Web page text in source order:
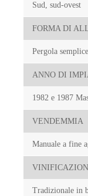
Sud, sud-ovest
FORMA DI
Pergola
ANNO DI
1982 e 1987
VENDEMMIA
Manuale a fine
Tradizionale in